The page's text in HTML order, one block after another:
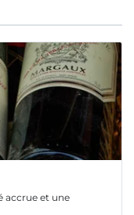
accrue et une